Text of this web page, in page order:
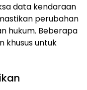
data kendaraan
perubahan
hukum. Beberapa
khusus untuk